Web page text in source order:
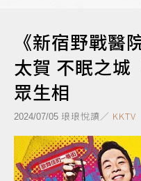
《新宿野戰醫
太賀 不眠之城
眾生相
2024/07/05 琅琅悅讀／ KKTV